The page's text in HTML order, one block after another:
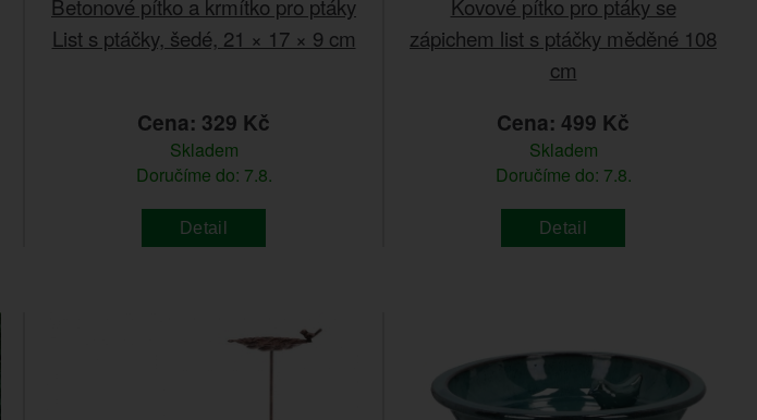
Betonové pítko a krmítko pro ptáky
List s ptáčky, šedé, 21 × 17 × 9 cm
Cena: 329 Kč
Skladem
Doručíme do: 7.8.
Detail
Kovové pítko pro ptáky se
zápichem list s ptáčky měděné 108
cm
Cena: 499 Kč
Skladem
Doručíme do: 7.8.
Detail